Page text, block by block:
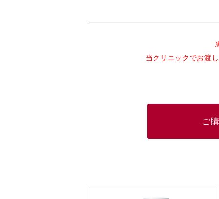
当クリニックでお渡
ご